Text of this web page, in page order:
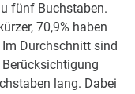
fünf Buchstaben.
70,9% haben
Durchschnitt sind
lang. Dabei